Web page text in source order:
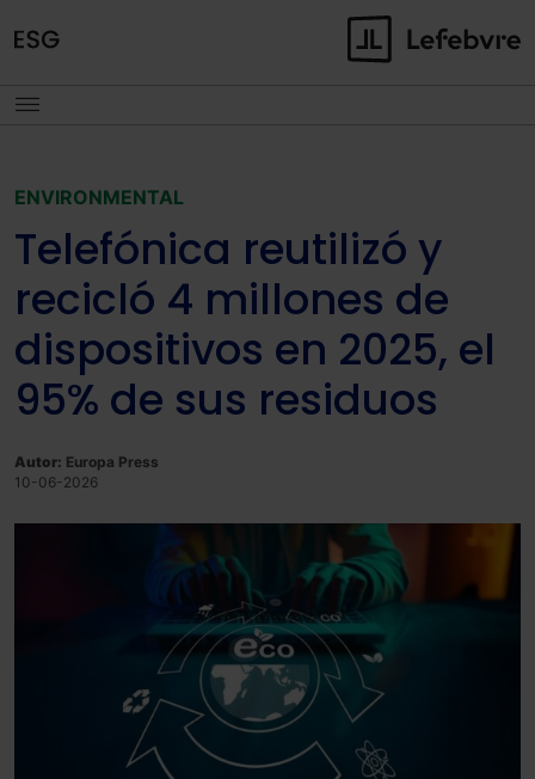
ENVIRONMENTAL
Telefónica reutilizó y
recicló 4 millones de
dispositivos en 2025, el
95% de sus residuos
Autor: Europa Press
10-06-2026